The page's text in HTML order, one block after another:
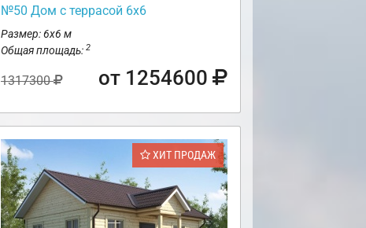
№50 Дом с террасой 6х6
Размер: 6х6 м
Общая площадь: 2
1317300 от 1254600
ХИТ ПРОДАЖ